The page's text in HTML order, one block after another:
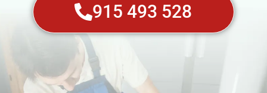
915 493 528